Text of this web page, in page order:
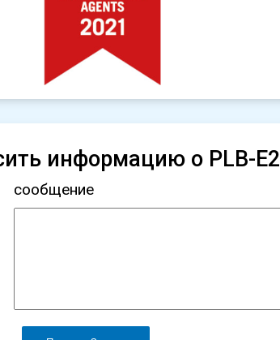
информацию о PLB-E2
сообщение